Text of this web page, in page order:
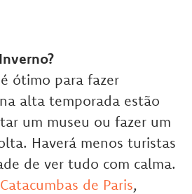
ótimo para fazer
alta temporada estão
um museu ou fazer um
Haverá menos turistas
de ver tudo com calma.
Catacumbas de Paris,